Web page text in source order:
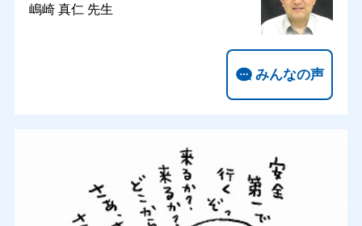
嶋崎 真仁 先生
みんなの声